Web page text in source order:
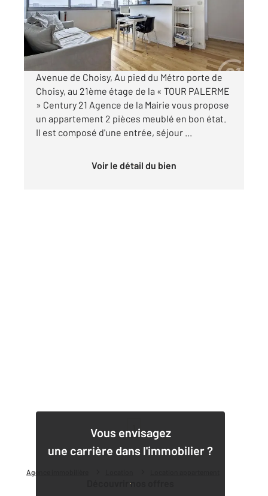
Agence immobilière
Appartement F2 à louer
1 303,77 €
par mois charges comprises
Avenue de Choisy, Au pied du Métro porte de
Choisy, au 21ème étage de la « TOUR PALERME
» Century 21 Agence de la Mairie vous propose
un appartement 2 pièces meublé en bon état.
Il est composé d'une entrée, séjour ...
Voir le détail du bien
Vous envisagez
une carrière dans l'immobilier ?
Découvrir nos offres
1